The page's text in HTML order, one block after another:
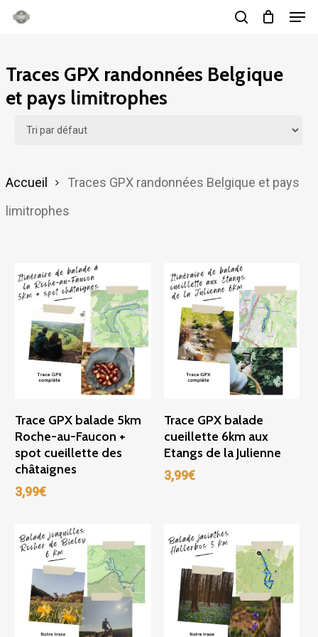
Skip
content
Traces GPX randonnées Belgique
et pays limitrophes
Accueil
Traces GPX randonnées Belgique et pays
limitrophes
Ajouter Au Panier
Trace GPX balade 5km
Roche-au-Faucon +
spot cueillette des
châtaignes
3,99€
Ajouter Au Panier
Trace GPX balade
cueillette 6km aux
Etangs de la Julienne
3,99€